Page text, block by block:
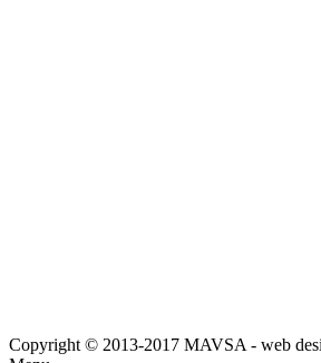
Copyright © 2013-2017 MAVSA - web